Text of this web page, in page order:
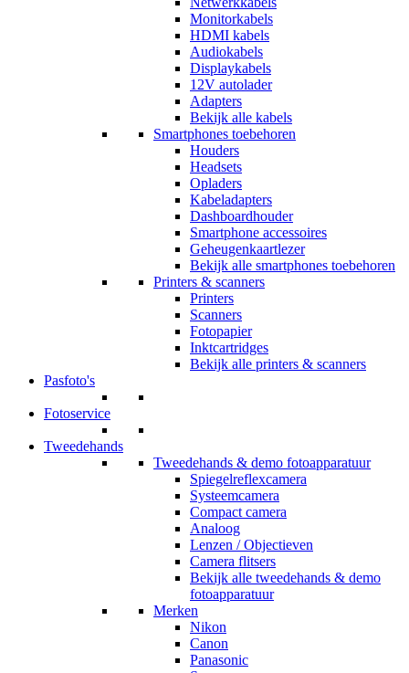
Monitorkabels
HDMI kabels
Audiokabels
Displaykabels
12V autolader
Adapters
Bekijk alle kabels
Smartphones toebehoren
Houders
Headsets
Opladers
Kabeladapters
Dashboardhouder
Smartphone accessoires
Geheugenkaartlezer
Bekijk alle smartphones toebehoren
Printers & scanners
Printers
Scanners
Fotopapier
Inktcartridges
Bekijk alle printers & scanners
Pasfoto's
Fotoservice
Tweedehands
Tweedehands & demo fotoapparatuur
Spiegelreflexcamera
Systeemcamera
Compact camera
Analoog
Lenzen / Objectieven
Camera flitsers
Bekijk alle tweedehands & demo
fotoapparatuur
Merken
Nikon
Canon
Panasonic